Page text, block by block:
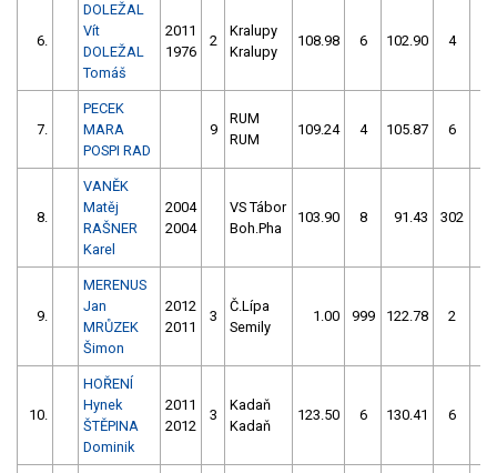
6.
DOLEŽAL
Vít
DOLEŽAL
Tomáš
2011
1976
2
Kralupy
Kralupy
108.98 6 102.90 4
7.
PECEK
MARA
POSPI RAD
9
RUM
RUM
109.24 4 105.87 6
8.
VANĚK
Matěj
RAŠNER
Karel
2004
2004
VS Tábor
Boh.Pha
103.90 8 91.43 302
9.
MERENUS
Jan
MRŮZEK
Šimon
2012
2011
3
Č.Lípa
Semily
1.00 999 122.78 2
10.
HOŘENÍ
Hynek
ŠTĚPINA
Dominik
2011
2012
3
Kadaň
Kadaň
123.50 6 130.41 6